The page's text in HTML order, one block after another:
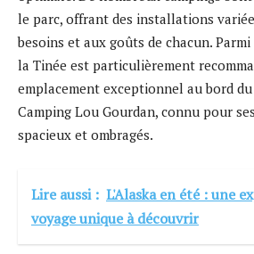
le parc, offrant des installations
besoins et aux goûts de chacun.
la Tinée est particulièrement
emplacement exceptionnel au bord
Camping Lou Gourdan, connu pour
spacieux et ombragés.
Lire aussi : L'Alaska en été : une
voyage unique à découvrir